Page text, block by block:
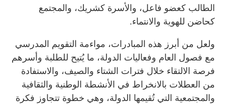
الطالب كعضو فاعل، والأسرة كشريك، والمجتمع
كحاضن للهوية والانتماء.
ولعل من أبرز هذه المبادرات، مواءمة التقويم المدرسي
مع فصول العام وفعاليات الدولة، ما يُتيح للطلبة وأسرهم
فرصة الالتقاء خلال فترات الشتاء والصيف، والاستفادة
من العطلات بالانخراط في الأنشطة الوطنية والثقافية
والمجتمعية التي تُقيمها الدولة، وهي خطوة تتجاوز فكرة